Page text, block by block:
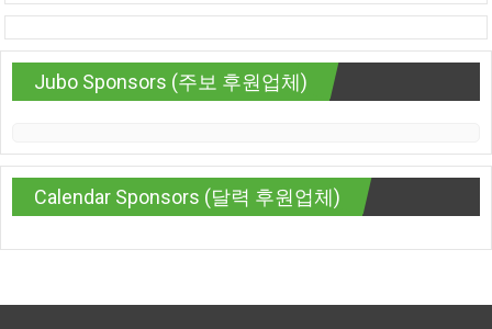
Jubo Sponsors (주보 후원업체)
Calendar Sponsors (달력 후원업체)